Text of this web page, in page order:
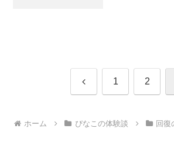
前 1 2
ホーム ぴなこの体験談 回復